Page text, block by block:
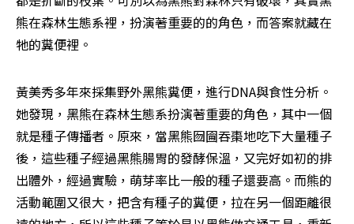
熊在森林生態系裡，扮演著重要的的角色，而答案就藏在
牠的糞便裡。
黃美秀多年來採集野外黑熊糞便，進行DNA與食性分析。
她發現，黑熊在森林生態系扮演著重要的角色，其中一個
就是種子傳播者。原來，當黑熊囫圇吞棗地吃下大量種子
後，這些種子經過黑熊腸胃的發酵保溫，又完好如初的排
出體外，經過實驗，萌芽率比一般的種子還要高。而熊的
活動範圍又很大，把含有種子的糞便，拉在另一個距離很